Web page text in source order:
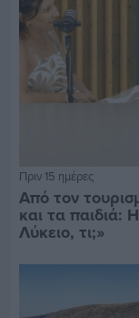
Πριν 15 ημέρες
Από τον
και τα παιδιά:
Λύκειο, τι;»